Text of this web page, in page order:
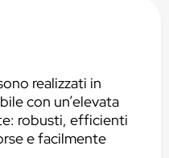
realizzati in
con un’elevata
robusti, efficienti
e facilmente